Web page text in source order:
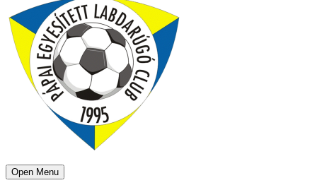
Open Menu